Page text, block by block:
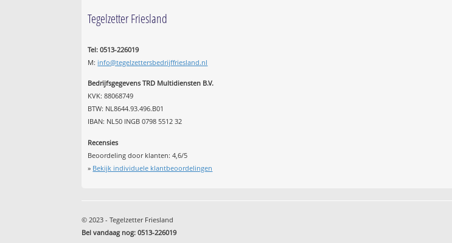
Tegelzetter Friesland
Tel: 0513-226019
M: info@tegelzettersbedrijffriesland.nl
Bedrijfsgegevens TRD Multidiensten B.V.
KVK: 88068749
BTW: NL8644.93.496.B01
IBAN: NL50 INGB 0798 5512 32
Recensies
Beoordeling door klanten:4,6/5
» Bekijk individuele klantbeoordelingen
© 2023 - Tegelzetter Friesland
Bel vandaag nog: 0513-226019